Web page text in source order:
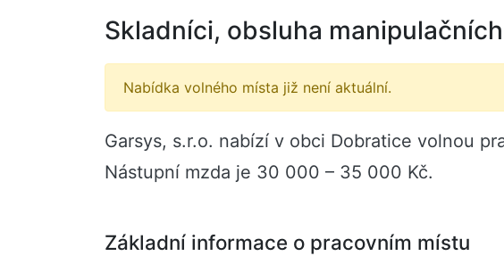
Skladníci, obsluha
Nabídka volného místa již není aktuální.
Garsys, s.r.o. nabízí v obci Dobratice volnou
Nástupní mzda je 30 000 – 35 000 Kč.
Základní informace o pracovním místu